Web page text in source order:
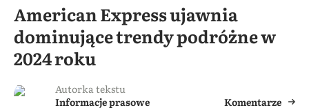
American Express ujawnia
dominujące trendy podróżne w
2024 roku
Autorka tekstu
Informacje prasowe
Komentarze